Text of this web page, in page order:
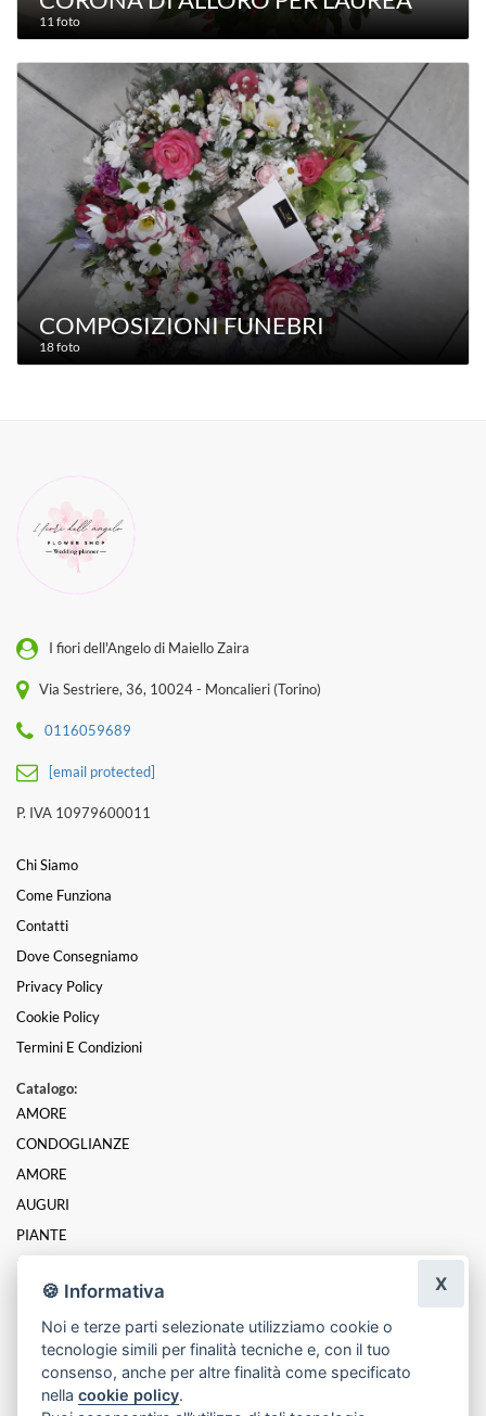
11 foto
COMPOSIZIONI FUNEBRI
18 foto
I fiori dell'Angelo di Maiello Zaira
Via Sestriere, 36, 10024 - Moncalieri (Torino)
0116059689
[email protected]
P. IVA 10979600011
Chi Siamo
Come Funziona
Contatti
Dove Consegniamo
Privacy Policy
Cookie Policy
Termini E Condizioni
Catalogo:
AMORE
CONDOGLIANZE
AMORE
AUGURI
PIANTE
LAUREA
RINGRAZIAMENTI
NASCITE E BATTESIMI
MATRIMONI
🍪 Informativa
Noi e terze parti selezionate utilizziamo cookie o
tecnologie simili per finalità tecniche e, con il tuo
consenso, anche per altre finalità come specificato
nellacookie policy.
X